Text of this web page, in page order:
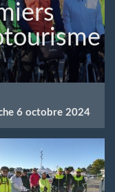
6 octobre 2024